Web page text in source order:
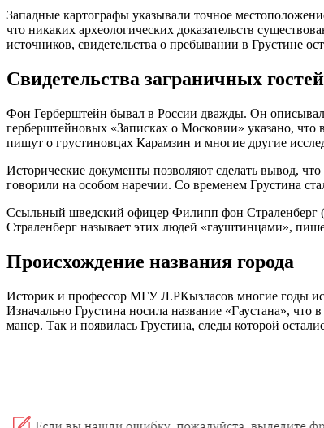
Западные картографы указывали точное
что никаких археологических доказательств
источников, свидетельства о пребывании в Грустине
Свидетельства заграничных гостей
Фон Герберштейн бывал в России дважды. Он
герберштейновых «Записках о Московии» указано,
пишут о грустиновцах Карамзин и многие другие
Исторические документы позволяют сделать вывод,
говорили на особом наречии. Со временем Грустина
Ссыльный шведский офицер Филипп фон Страленберг
Страленберг называет этих людей «гауштинцами»,
Происхождение названия города
Историк и профессор МГУ Л.РКызласов многие годы
Изначально Грустина носила название «Гаустана», что
манер. Так и появилась Грустина, следы которой